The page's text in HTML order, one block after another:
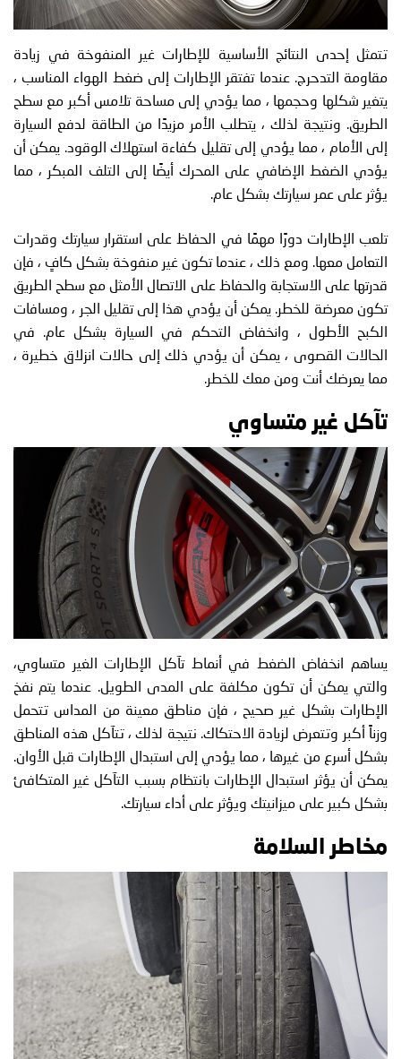
تتمثل إحدى النتائج الأساسية للإطارات غير المنفوخة في زيادة
مقاومة التدحرج. عندما تفتقر الإطارات إلى ضغط الهواء المناسب ،
يتغير شكلها وحجمها ، مما يؤدي إلى مساحة تلامس أكبر مع سطح
الطريق. ونتيجة لذلك ، يتطلب الأمر مزيدًا من الطاقة لدفع السيارة
إلى الأمام ، مما يؤدي إلى تقليل كفاءة استهلاك الوقود. يمكن أن
يؤدي الضغط الإضافي على المحرك أيضًا إلى التلف المبكر ، مما
يؤثر على عمر سيارتك بشكل عام.
تلعب الإطارات دورًا مهمًا في الحفاظ على استقرار سيارتك وقدرات
التعامل معها. ومع ذلك ، عندما تكون غير منفوخة بشكل كافٍ ، فإن
قدرتها على الاستجابة والحفاظ على الاتصال الأمثل مع سطح الطريق
تكون معرضة للخطر. يمكن أن يؤدي هذا إلى تقليل الجر ، ومسافات
الكبح الأطول ، وانخفاض التحكم في السيارة بشكل عام. في
الحالات القصوى ، يمكن أن يؤدي ذلك إلى حالات انزلاق خطيرة ،
مما يعرضك أنت ومن معك للخطر.
تآكل غير متساوي
يساهم انخفاض الضغط في أنماط تآكل الإطارات الغير متساوي،
والتي يمكن أن تكون مكلفة على المدى الطويل. عندما يتم نفخ
الإطارات بشكل غير صحيح ، فإن مناطق معينة من المداس تتحمل
وزناً أكبر وتتعرض لزيادة الاحتكاك. نتيجة لذلك ، تتآكل هذه المناطق
بشكل أسرع من غيرها ، مما يؤدي إلى استبدال الإطارات قبل الأوان.
يمكن أن يؤثر استبدال الإطارات بانتظام بسبب التآكل غير المتكافئ
بشكل كبير على ميزانيتك ويؤثر على أداء سيارتك.
مخاطر السلامة